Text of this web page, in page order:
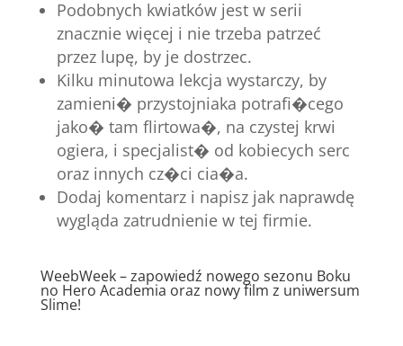
Podobnych kwiatków jest w serii
znacznie więcej i nie trzeba patrzeć
przez lupę, by je dostrzec.
Kilku minutowa lekcja wystarczy, by
zamieni� przystojniaka potrafi�cego
jako� tam flirtowa�, na czystej krwi
ogiera, i specjalist� od kobiecych serc
oraz innych cz�ci cia�a.
Dodaj komentarz i napisz jak naprawdę
wygląda zatrudnienie w tej firmie.
WeebWeek – zapowiedź nowego sezonu Boku
no Hero Academia oraz nowy film z uniwersum
Slime!